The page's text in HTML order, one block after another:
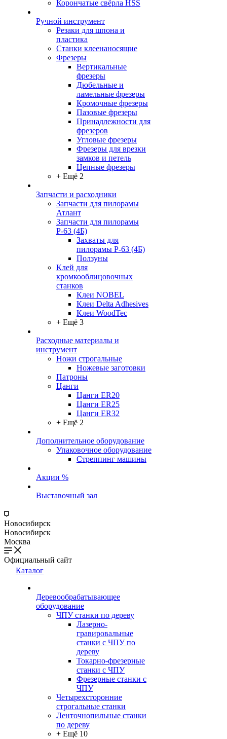
Корончатые свёрла HSS
Ручной инструмент
Резаки для шпона и
пластика
Станки клеенаносящие
Фрезеры
Вертикальные
фрезеры
Дюбельные и
ламельные фрезеры
Кромочные фрезеры
Пазовые фрезеры
Принадлежности для
фрезеров
Угловые фрезеры
Фрезеры для врезки
замков и петель
Цепные фрезеры
+ Ещё 2
Запчасти и расходники
Запчасти для пилорамы
Атлант
Запчасти для пилорамы
Р-63 (4Б)
Захваты для
пилорамы Р-63 (4Б)
Ползуны
Клей для
кромкооблицовочных
станков
Клеи NOBEL
Клеи Delta Adhesives
Клеи WoodTec
+ Ещё 3
Расходные материалы и
инструмент
Ножи строгальные
Ножевые заготовки
Патроны
Цанги
Цанги ER20
Цанги ER25
Цанги ER32
+ Ещё 2
Дополнительное оборудование
Упаковочное оборудование
Стреппинг машины
Акции %
Выставочный зал
Новосибирск
Новосибирск
Москва
Официальный сайт
Каталог
Деревообрабатывающее
оборудование
ЧПУ станки по дереву
Лазерно-
гравировальные
станки с ЧПУ по
дереву
Токарно-фрезерные
станки с ЧПУ
Фрезерные станки с
ЧПУ
Четырехсторонние
строгальные станки
Ленточнопильные станки
по дереву
+ Ещё 10